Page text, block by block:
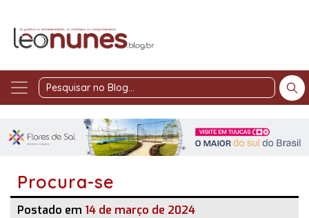
Pesquisar
Blog
Procura-se
Postado em 14 de março de 2024